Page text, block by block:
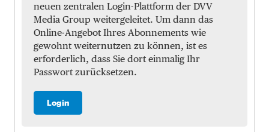
neuen zentralen Login-Plattform der DVV
Media Group weitergeleitet. Um dann das
Online-Angebot Ihres Abonnements wie
gewohnt weiternutzen zu können, ist es
erforderlich, dass Sie dort einmalig Ihr
Passwort zurücksetzen.
Login